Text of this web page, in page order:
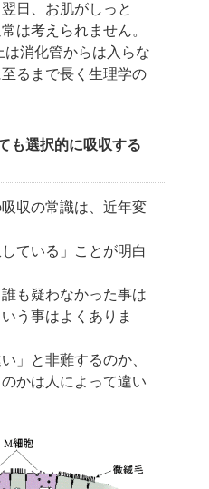
日、お肌がしっと
は考えられません。
消化管からは入らな
るまで長く生理学の
も選択的に吸収する
収の常識は、近年変
ている」ことが明白
も疑わなかった事は
う事はよくありま
」と非難するのか、
かは人によって違い